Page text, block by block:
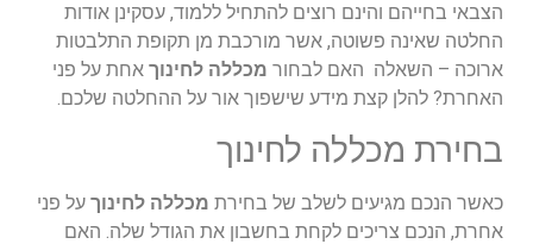
הצבאי בחייהם והינם רוצים להתחיל ללמוד, עסקינן אודות
החלטה שאינה פשוטה, אשר מורכבת מן תקופת התלבטות
ארוכה – השאלה האם לבחור מכללה לחינוך אחת על פני
האחרת? להלן קצת מידע שישפוך אור על ההחלטה שלכם.
בחירת מכללה לחינוך
כאשר הנכם מגיעים לשלב של בחירת מכללה לחינוך על פני
אחרת, הנכם צריכים לקחת בחשבון את הגודל שלה. האם